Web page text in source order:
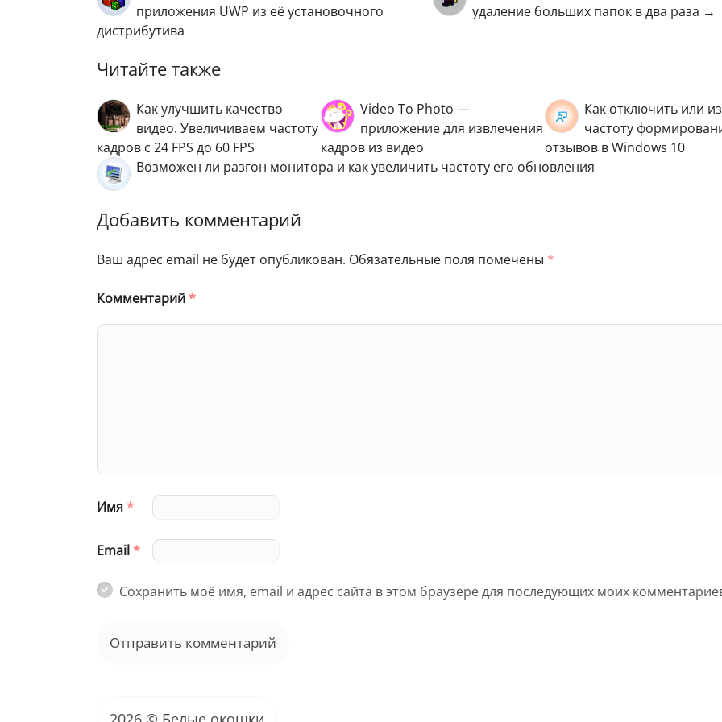
приложения UWP из её установочного
дистрибутива
удаление больших папок в два раза →
Читайте также
Как улучшить качество
видео. Увеличиваем частоту
кадров с 24 FPS до 60 FPS
Video To Photo —
приложение для извлечения
кадров из видео
Как отключить или
частоту
отзывов в Windows 10
Возможен ли разгон монитора и как увеличить частоту его обновления
Добавить комментарий
Ваш адрес email не будет опубликован. Обязательные поля помечены *
Комментарий*
Имя*
Email*
Сохранить моё имя, email и адрес сайта в этом браузере для последующих моих